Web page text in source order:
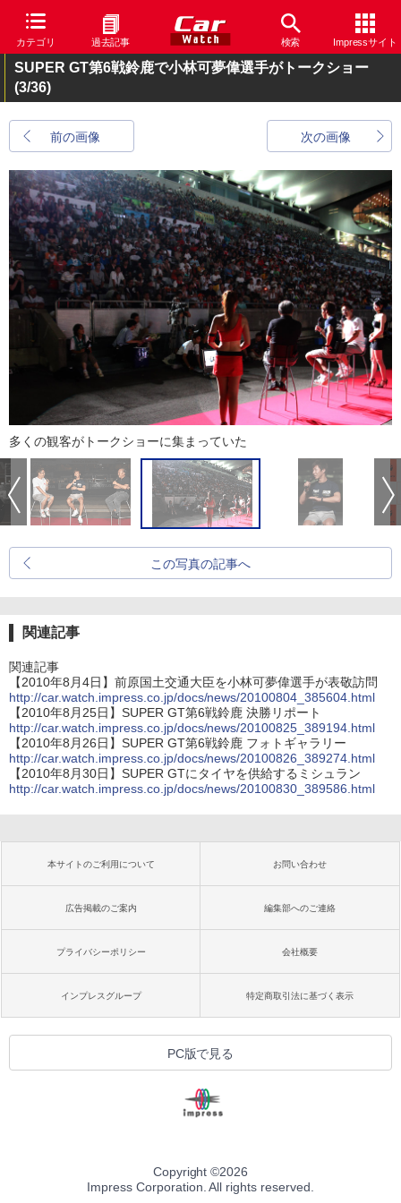
カテゴリ 過去記事 検索 Impressサイト
SUPER GT第6戦鈴鹿で小林可夢偉選手がトークショー
(3/36)
前の画像 次の画像
多くの観客がトークショーに集まっていた
この写真の記事へ
関連記事
関連記事
【2010年8月4日】前原国土交通大臣を小林可夢偉選手が表敬訪問
http://car.watch.impress.co.jp/docs/news/20100804_385604.html
【2010年8月25日】SUPER GT第6戦鈴鹿 決勝リポート
http://car.watch.impress.co.jp/docs/news/20100825_389194.html
【2010年8月26日】SUPER GT第6戦鈴鹿 フォトギャラリー
http://car.watch.impress.co.jp/docs/news/20100826_389274.html
【2010年8月30日】SUPER GTにタイヤを供給するミシュラン
http://car.watch.impress.co.jp/docs/news/20100830_389586.html
本サイトのご利用について お問い合わせ
広告掲載のご案内 編集部へのご連絡
プライバシーポリシー 会社概要
インプレスグループ 特定商取引法に基づく表示
PC版で見る
Copyright ©2026
Impress Corporation. All rights reserved.